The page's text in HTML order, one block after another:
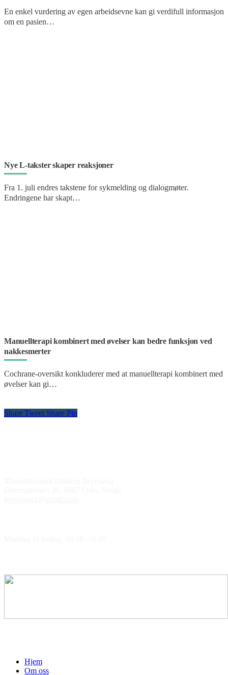
En enkel vurdering av egen arbeidsevne kan gi verdifull informasjon
om en pasien…
Nye L-takster skaper reaksjoner
Fra 1. juli endres takstene for sykmelding og dialogmøter.
Endringene har skapt…
Manuellterapi kombinert med øvelser kan bedre funksjon ved
nakkesmerter
Cochrane-oversikt konkluderer med at manuellterapi kombinert med
øvelser kan gi…
Share Tweet Share Pin
Hjem
Om oss